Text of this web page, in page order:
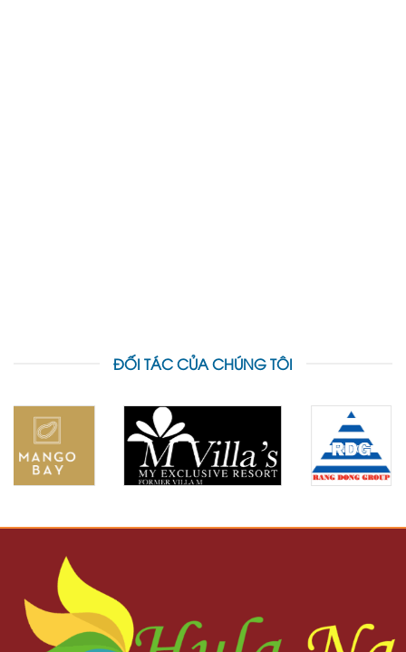
ĐỐI TÁC CỦA CHÚNG TÔI